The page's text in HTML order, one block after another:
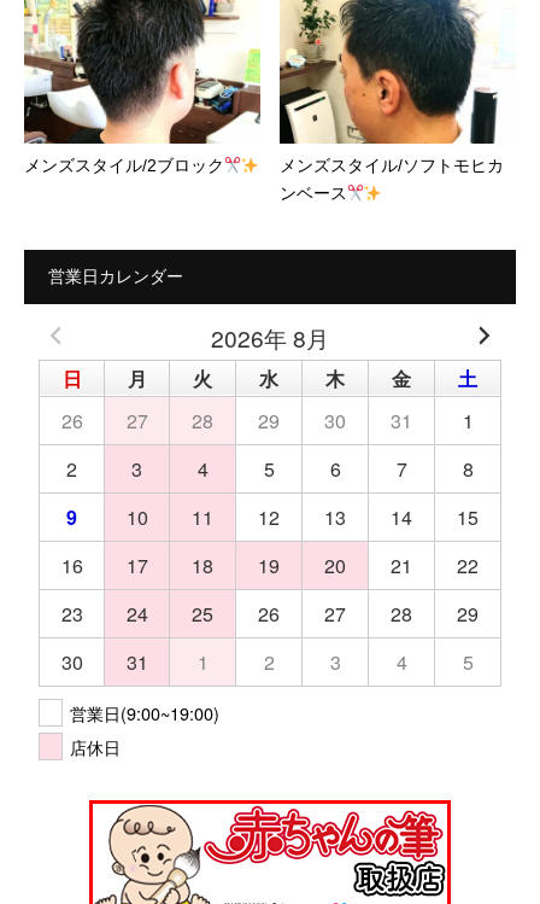
メンズスタイル/2ブロック
メンズスタイル/ソフトモヒカ
ンベース
営業日カレンダー
2026年 8月
日 月 火 水 木 金
土
26
27 28 29 30 31
1
2
3 4 5 6 7
8
9
10 11 12 13 14
15
16
17 18 19 20 21
22
23
24 25 26 27 28
29
30
31 1 2 3 4 5
営業日(9:00~19:00)
店休日